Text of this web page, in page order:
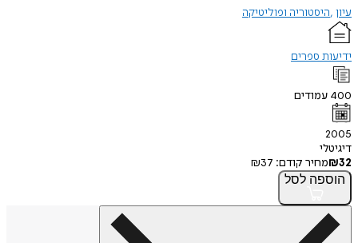
עיון היסטוריה ופוליטיקה
ידיעות ספרים
400 עמודים
2005
דיגיטלי
₪32 מחיר קודם: ₪37
הוספה לסל